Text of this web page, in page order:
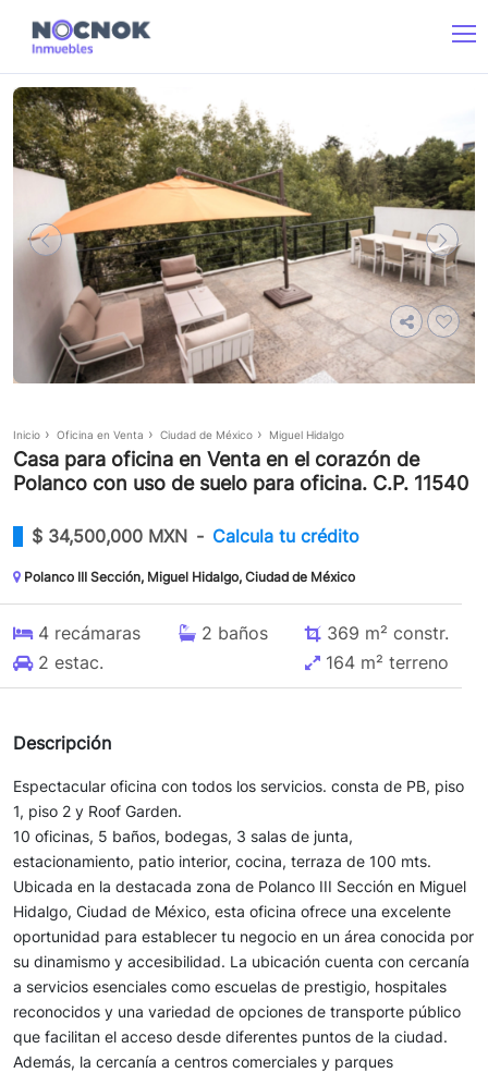
Inicio Oficina en Venta Ciudad de México Miguel Hidalgo
Casa para oficina en Venta en el corazón de
Polanco con uso de suelo para oficina. C.P. 11540
$ 34,500,000 MXN - Calcula tu crédito
Polanco III Sección, Miguel Hidalgo, Ciudad de México
4 recámaras 2 baños 369 m² constr.
2 estac. 164 m² terreno
Descripción
Espectacular oficina con todos los servicios. consta de PB, piso
1, piso 2 y Roof Garden.
10 oficinas, 5 baños, bodegas, 3 salas de junta,
estacionamiento, patio interior, cocina, terraza de 100 mts.
Ubicada en la destacada zona de Polanco III Sección en Miguel
Hidalgo, Ciudad de México, esta oficina ofrece una excelente
oportunidad para establecer tu negocio en un área conocida por
su dinamismo y accesibilidad. La ubicación cuenta con cercanía
a servicios esenciales como escuelas de prestigio, hospitales
reconocidos y una variedad de opciones de transporte público
que facilitan el acceso desde diferentes puntos de la ciudad.
Además, la cercanía a centros comerciales y parques